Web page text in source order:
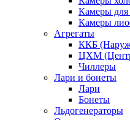
Камеры для
Камеры
Агрегаты
ККБ
ЦХМ
Чиллеры
Лари и бонеты
Лари
Бонеты
Льдогенераторы